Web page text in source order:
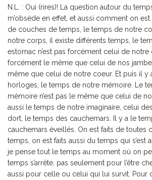
N.L. : Oui (rires)! La question autour du
m’obsède en effet, et aussi comment on est
de couches de temps, le temps de notre
notre corps, il existe différents temps, le
estomac n’est pas forcément celui de notre
forcément le même que celui de nos
même que celui de notre coeur. Et puis il y
horloges, le temps de notre mémoire. Le
mémoire n’est pas le même que celui de
aussi le temps de notre imaginaire, celui
dort, le temps des cauchemars. Il y a le
cauchemars éveillés. On est faits de toutes
temps, on est faits aussi du temps qui s’est
je pense tout le temps au moment où on
temps s’arrête, pas seulement pour l’être
aussi pour celle ou celui qui lui survit. Pour